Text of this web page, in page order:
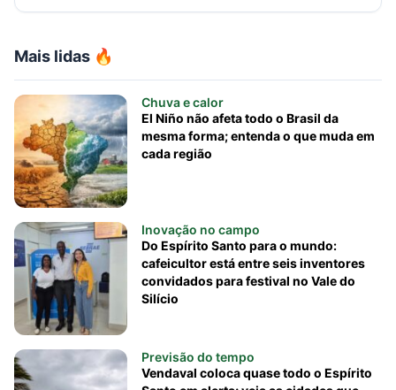
Mais lidas 🔥
Chuva e calor
El Niño não afeta todo o Brasil da
mesma forma; entenda o que muda em
cada região
Inovação no campo
Do Espírito Santo para o mundo:
cafeicultor está entre seis inventores
convidados para festival no Vale do
Silício
Previsão do tempo
Vendaval coloca quase todo o Espírito